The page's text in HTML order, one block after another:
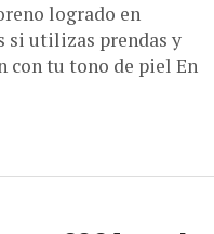
logrado en
si utilizas prendas y
con tu tono de piel En